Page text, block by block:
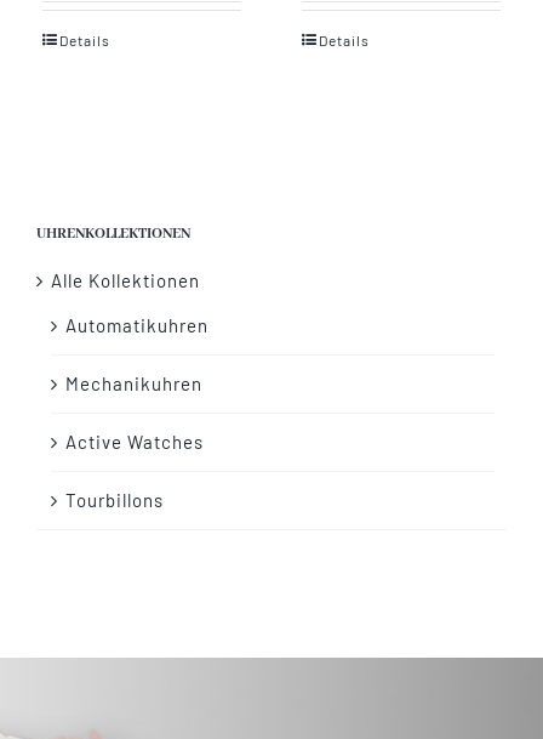
Details Details
UHRENKOLLEKTIONEN
Alle Kollektionen
Automatikuhren
Mechanikuhren
Active Watches
Tourbillons